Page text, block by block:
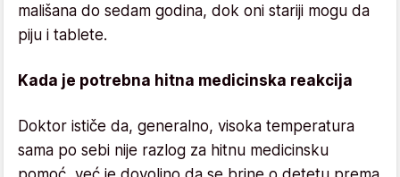
mališana do sedam godina, dok oni stariji mogu da
piju i tablete.
Kada je potrebna hitna medicinska reakcija
Doktor ističe da, generalno, visoka temperatura
sama po sebi nije razlog za hitnu medicinsku